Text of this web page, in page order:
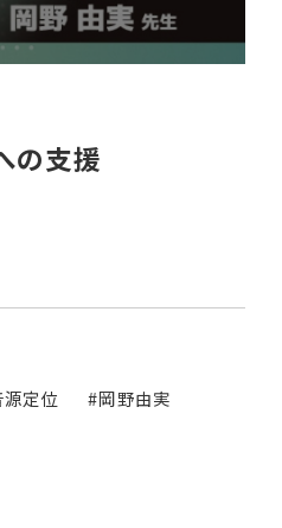
の支援
定位
#岡野由実